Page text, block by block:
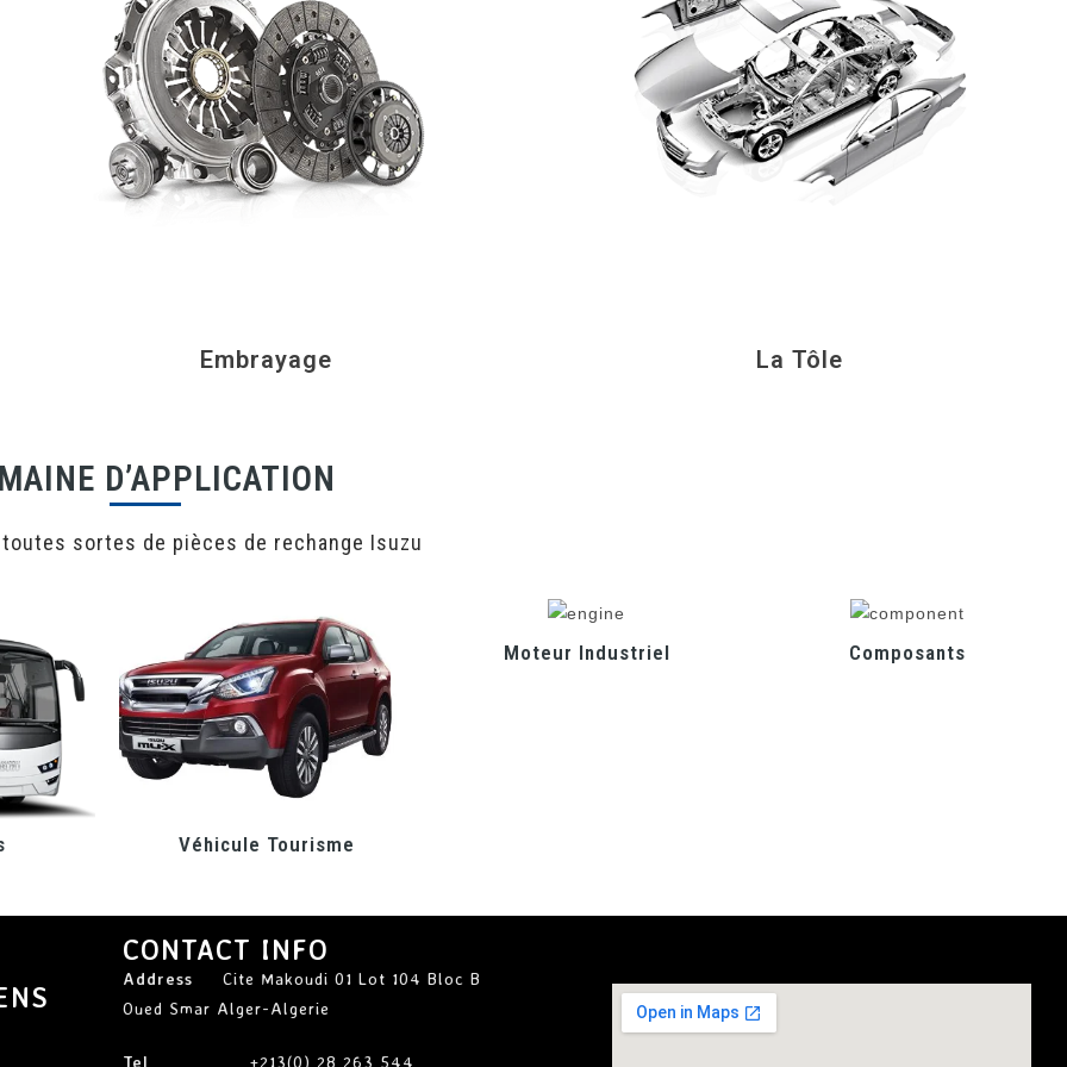
Embrayage La Tôle
D’APPLICATION
sortes de pièces de rechange Isuzu
Véhicule Tourisme
Moteur Industriel Composants
CONTACT INFO
Address Cite Makoudi 01 Lot 104 Bloc B
Oued Smar Alger-Algerie
Tel +213(0) 28 263 544